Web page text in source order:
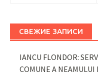
СВЕЖИЕ ЗАПИСИ
IANCU FLONDOR:
COMUNE A NEAMULUI